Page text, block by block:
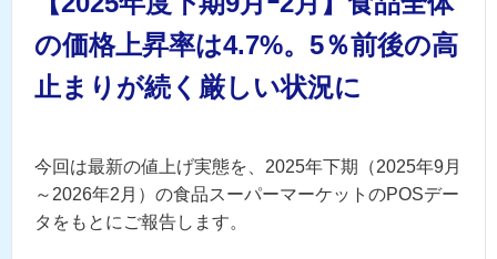
の価格上昇率は4.7%。5％前後の高
止まりが続く厳しい状況に
今回は最新の値上げ実態を、2025年下期（2025年9月
～2026年2月）の食品スーパーマーケットのPOSデー
タをもとにご報告します。